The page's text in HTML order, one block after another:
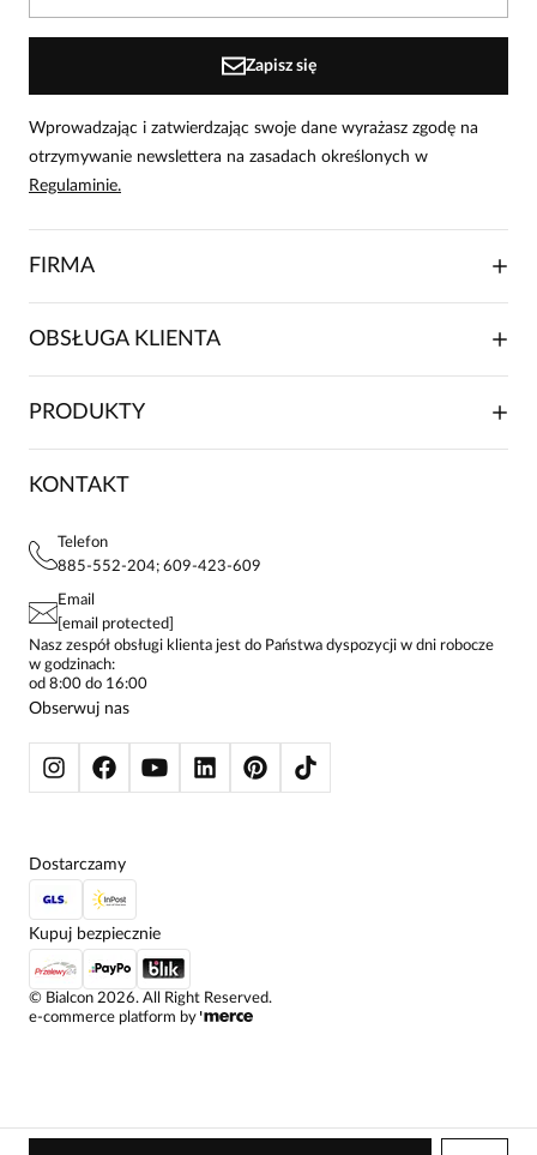
Zapisz się
Wprowadzając i zatwierdzając swoje dane wyrażasz zgodę na
otrzymywanie newslettera na zasadach określonych w
Regulaminie.
FIRMA
O NAS
FRANCZYZA
KONTAKTY
OBSŁUGA KLIENTA
SKŁADANIE ZAMÓWIENIA
FAQ
POLITYKA PRYWATNOŚCI
STREFA STAŁEGO KLIENTA
PRODUKTY
SUKIENKI
KOSZULE DAMSKIE
SPODNIE DAMSKIE
ŻAKIETY I MARYNARKI
SWETRY
BLUZY
KONTAKT
Telefon
885-552-204; 609-423-609
Email
[email protected]
Nasz zespół obsługi klienta jest do Państwa dyspozycji w dni robocze
w godzinach:
od 8:00 do 16:00
Obserwuj nas
© Bialcon 2026. All Right Reserved.
e-commerce platform by
Dostarczamy
Kupuj bezpiecznie